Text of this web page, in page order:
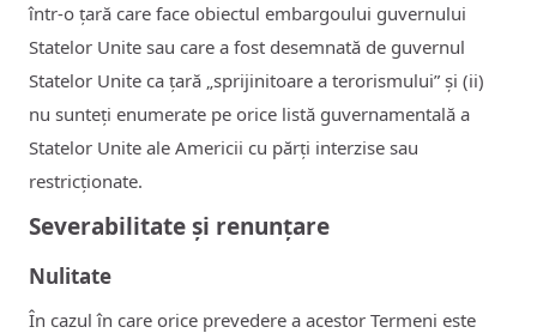
într-o țară care face obiectul embargoului guvernului
Statelor Unite sau care a fost desemnată de guvernul
Statelor Unite ca țară „sprijinitoare a terorismului” și (ii)
nu sunteți enumerate pe orice listă guvernamentală a
Statelor Unite ale Americii cu părți interzise sau
restricționate.
Severabilitate și renunțare
Nulitate
În cazul în care orice prevedere a acestor Termeni este